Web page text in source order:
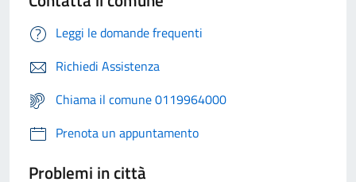
Leggi le domande frequenti
Richiedi Assistenza
Chiama il comune 0119964000
Prenota un appuntamento
Problemi in città